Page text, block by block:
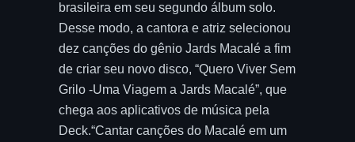
brasileira em seu segundo álbum solo.
Desse modo, a cantora e atriz selecionou
dez canções do gênio Jards Macalé a fim
de criar seu novo disco, “Quero Viver Sem
Grilo -Uma Viagem a Jards Macalé”, que
chega aos aplicativos de música pela
Deck.“Cantar canções do Macalé em um